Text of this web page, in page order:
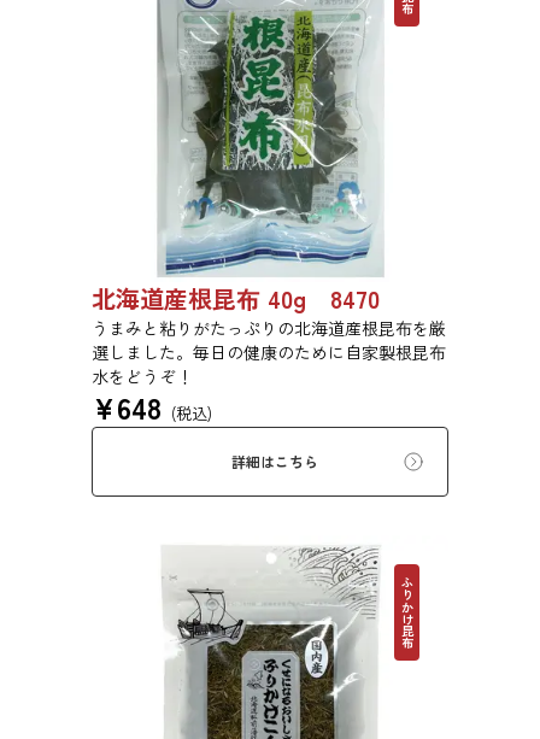
北海道産根昆布 40g 8470
うまみと粘りがたっぷりの北海道産根昆布を厳
選しました。毎日の健康のために自家製根昆布
水をどうぞ！
¥648 (税込)
詳細はこちら
ふりかけ昆布